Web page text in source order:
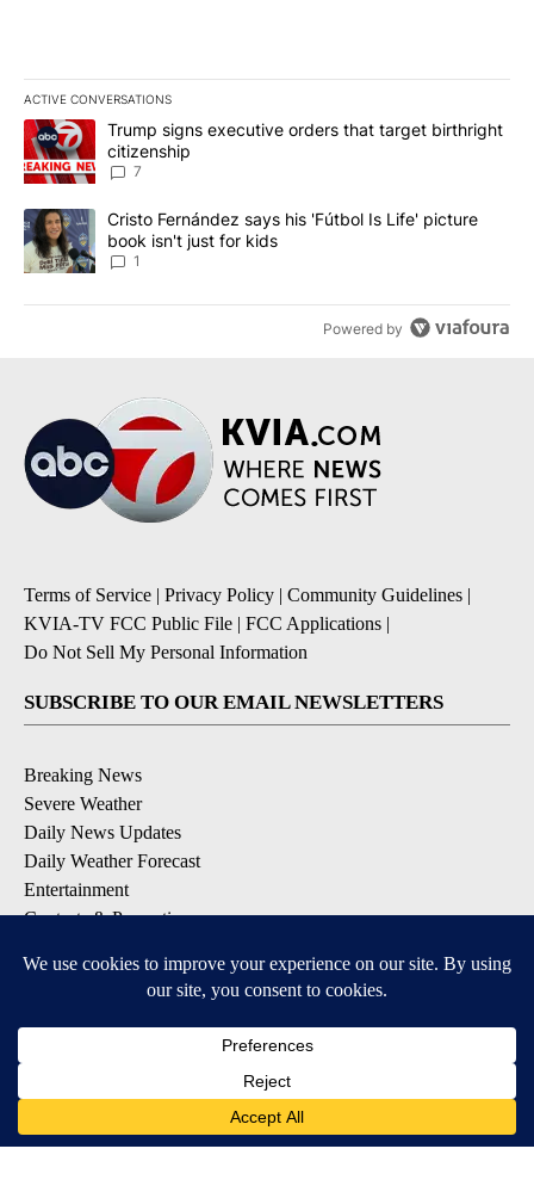
ACTIVE CONVERSATIONS
The following is a list of the most commented articles in the last
A trending article titled "Trump signs executive orders that
Trump signs executive orders that target birthright
citizenship
7
A trending article titled "Cristo Fernández says his 'Fútbol Is
Cristo Fernández says his 'Fútbol Is Life' picture
book isn't just for kids
1
Powered by
Terms of Service | Privacy Policy | Community Guidelines |
KVIA-TV FCC Public File | FCC Applications |
Do Not Sell My Personal Information
SUBSCRIBE TO OUR EMAIL NEWSLETTERS
Breaking News
Severe Weather
Daily News Updates
Daily Weather Forecast
Entertainment
Contests & Promotions
DOWNLOAD OUR APPS
Available for iOS and Android